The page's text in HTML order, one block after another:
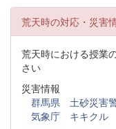
荒天時の対応・災害
荒天時における授業
さい
災害情報
群馬県 土砂災害
気象庁 キキクル